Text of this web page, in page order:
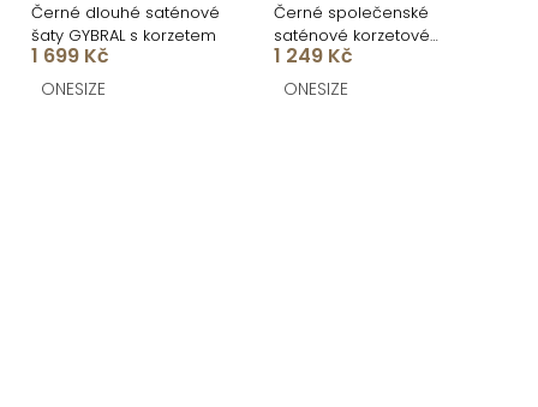
Černé dlouhé saténové
šaty GYBRAL s korzetem
1 699 Kč
ONESIZE
Černé společenské
saténové korzetové
dlouhé šaty ZONTIRE
1 249 Kč
ONESIZE